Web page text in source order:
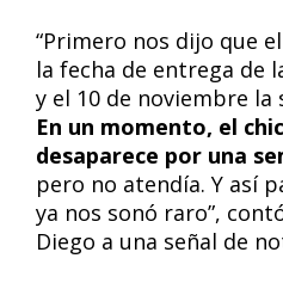
“Primero nos dijo que
la fecha de entrega de
y el 10 de noviembre la
En un momento, el
desaparece por una
pero no atendía. Y así
ya nos sonó raro”,
Diego a una señal de